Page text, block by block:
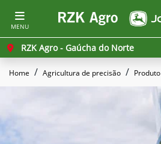
MENU
RZK Agro - Gaúcha do Norte
Home Agricultura de precisão Produto